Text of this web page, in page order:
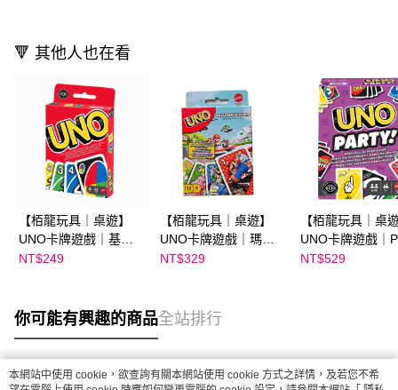
🔻 其他人也在看
【栢龍玩具｜桌遊】
UNO卡牌遊戲｜基本
版
NT$249
【栢龍玩具｜桌遊】
UNO卡牌遊戲｜瑪利
歐賽車
NT$329
【栢龍玩具｜桌
UNO卡牌遊戲｜
派對版
NT$529
你可能有興趣的商品全站排行
本網站中使用 cookie，欲查詢有關本網站使用 cookie 方式之詳情，及若您不希